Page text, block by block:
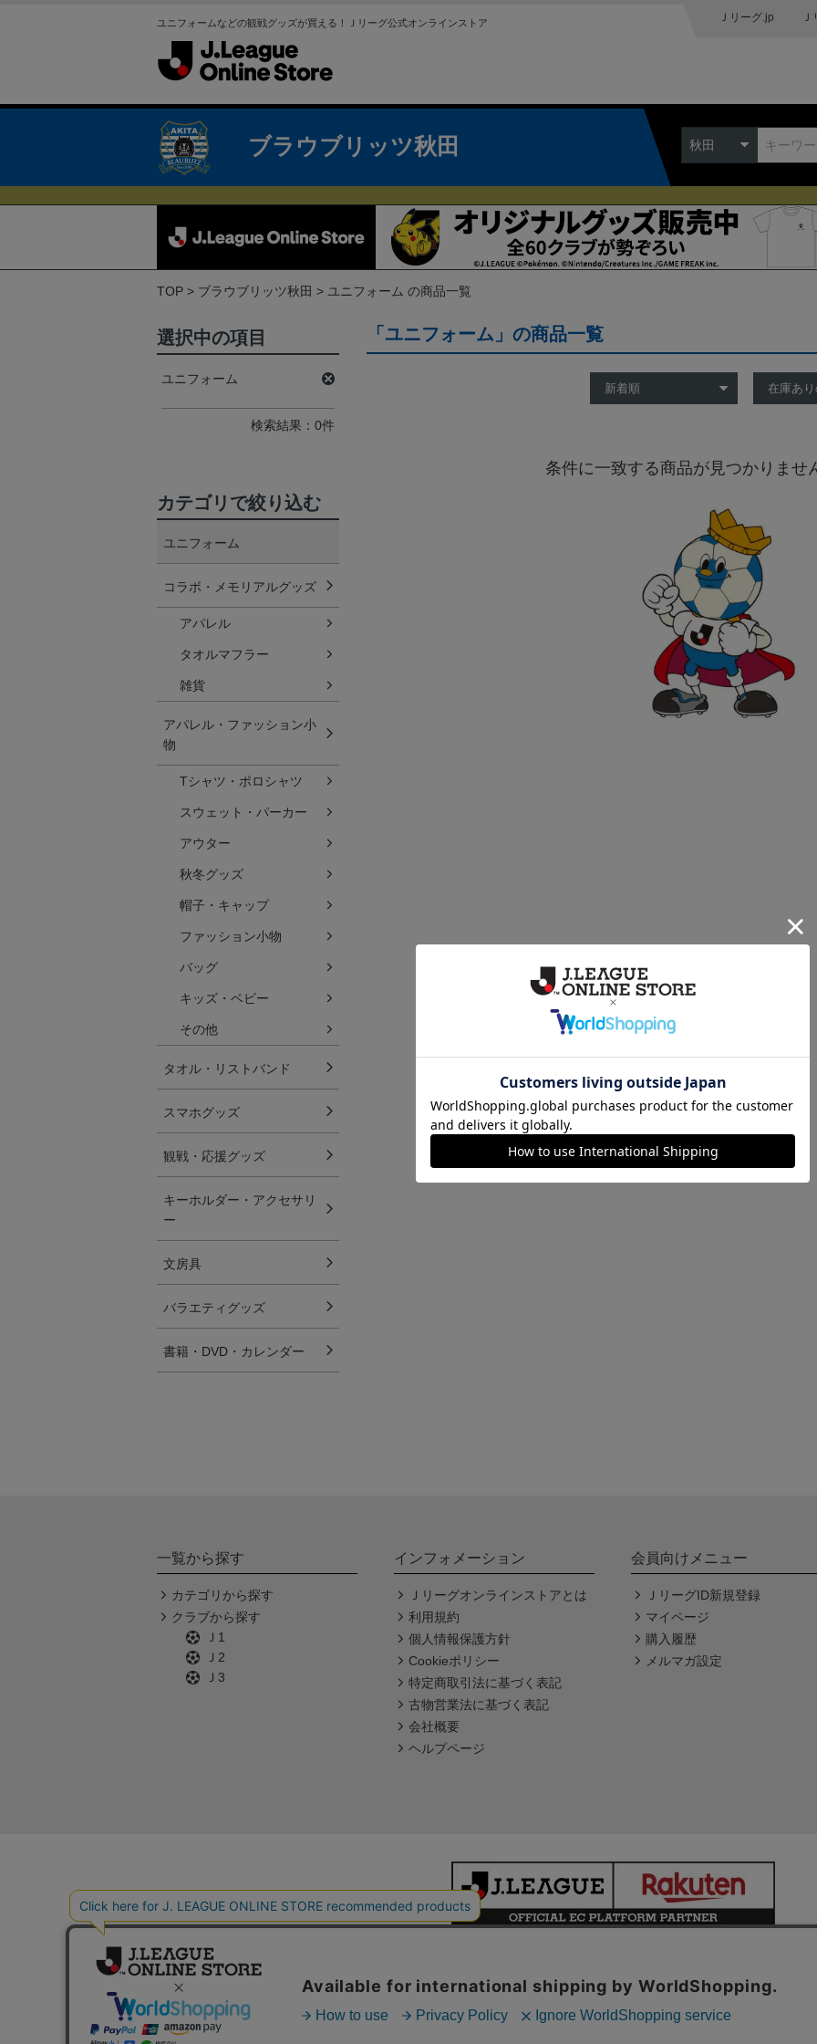
ユニフォームなどの観戦グッズが買える！Ｊリーグ公式オンラインストア Ｊリーグ.jp
ブラウブリッツ秋田 秋田
TOP ブラウブリッツ秋田 ユニフォーム の商品一覧
「ユニフォーム」の商品一覧
条件に一致する商品が見つかりませ
選択中の項目
ユニフォーム
検索結果：0件
カテゴリで絞り込む
ユニフォーム
コラボ・メモリアルグッズ
アパレル
タオルマフラー
雑貨
アパレル・ファッション小
物
Tシャツ・ポロシャツ
スウェット・パーカー
アウター
秋冬グッズ
帽子・キャップ
ファッション小物
バッグ
キッズ・ベビー
その他
タオル・リストバンド
スマホグッズ
観戦・応援グッズ
キーホルダー・アクセサリ
ー
文房具
バラエティグッズ
書籍・DVD・カレンダー
一覧から探す
カテゴリから探す
クラブから探す
Ｊ1
Ｊ2
Ｊ3
インフォメーション
Ｊリーグオンラインストアとは
利用規約
個人情報保護方針
Cookieポリシー
特定商取引法に基づく表記
古物営業法に基づく表記
会社概要
ヘルプページ
会員向けメニュー
ＪリーグID新規登録
マイページ
購入履歴
メルマガ設定
本サイトで使用している文章・画像等の無断での複製・転載を禁止します。
© JAPAN PROFESSIONAL FOOTBALL LEAGUE Rakuten Group, Inc.
ALL RIGHTS RESERVED.